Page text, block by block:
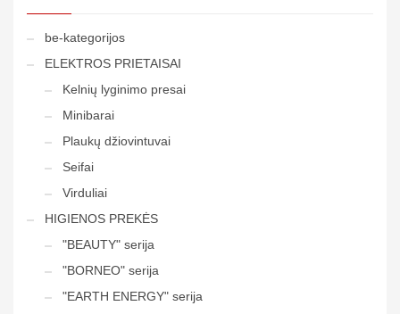
be-kategorijos
ELEKTROS PRIETAISAI
Kelnių lyginimo presai
Minibarai
Plaukų džiovintuvai
Seifai
Virduliai
HIGIENOS PREKĖS
"BEAUTY" serija
"BORNEO" serija
"EARTH ENERGY" serija